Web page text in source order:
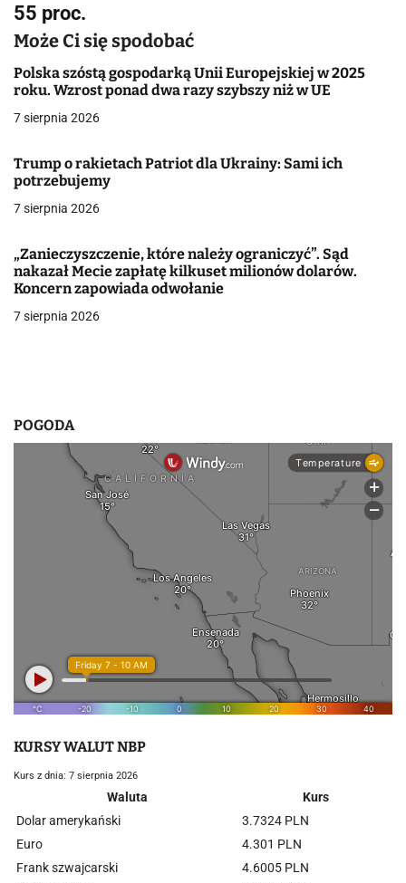
a
c
j
a
w
p
s
u
55 proc.
Może Ci się spodobać
Polska szóstą gospodarką Unii Europejskiej w 2025
roku. Wzrost ponad dwa razy szybszy niż w UE
7 sierpnia 2026
Trump o rakietach Patriot dla Ukrainy: Sami ich
potrzebujemy
7 sierpnia 2026
„Zanieczyszczenie, które należy ograniczyć”. Sąd
nakazał Mecie zapłatę kilkuset milionów dolarów.
Koncern zapowiada odwołanie
7 sierpnia 2026
POGODA
KURSY WALUT NBP
Kurs z dnia: 7 sierpnia 2026
Waluta
Kurs
Dolar amerykański
3.7324 PLN
Euro
4.301 PLN
Frank szwajcarski
4.6005 PLN